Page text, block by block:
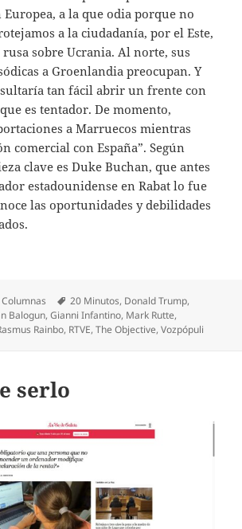
Europea, a la que odia porque no
a la ciudadanía, por el Este,
sobre Ucrania. Al norte, sus
a Groenlandia preocupan. Y
tan fácil abrir un frente con
es tentador. De momento,
a Marruecos mientras
comercial con España”. Según
clave es Duke Buchan, que antes
estadounidense en Rabat lo fue
las oportunidades y debilidades
Categorías
Columnas Etiquetas
20 Minutos, Donald Trump,
Balogun,Gianni Infantino, Mark Rutte,
Rainbo, RTVE,The Objective,Vozpópuli
serlo